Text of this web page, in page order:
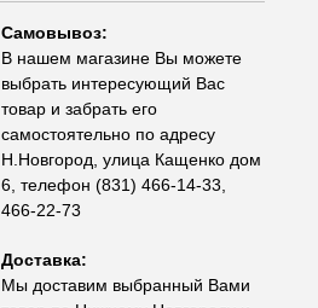
Самовывоз:
В нашем магазине Вы можете
выбрать интересующий Вас
товар и забрать его
самостоятельно по адресу
Н.Новгород, улица Кащенко дом
6, телефон (831) 466-14-33,
466-22-73
Доставка:
Мы доставим выбранный Вами